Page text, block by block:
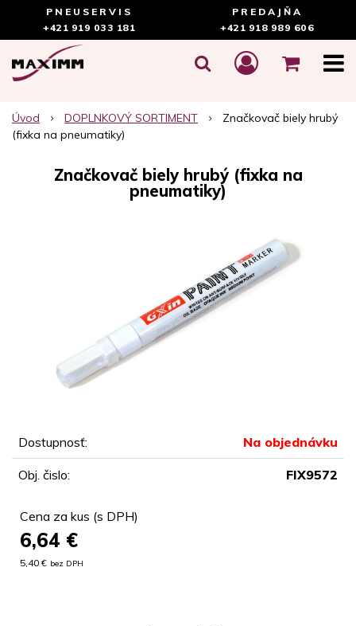
PNEUSERVIS
+421 919 033 181
PREDAJŇA
+421 918 989 606
Úvod DOPLNKOVÝ SORTIMENT
Značkovač biely hrubý
(fixka na pneumatiky)
Značkovač biely hrubý (fixka na
pneumatiky)
Dostupnosť: Na objednávku
Obj. čislo: FIX9572
Cena za kus (s DPH)
6,64 €
5,40 € bez DPH